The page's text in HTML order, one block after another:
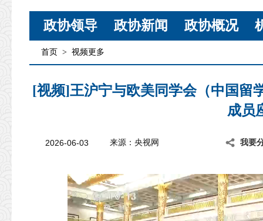
政协领导 政协新闻 政协概况
首页 > 视频更多
[视频]王沪宁与欧美同学会（中国留
成员
2026-06-03 来源：央视网 我要